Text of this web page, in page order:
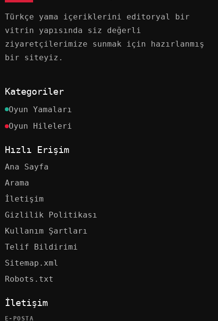
Türkçe yama içeriklerini editoryal bir
vitrin yapısında siz değerli
ziyaretçilerimize sunmak için hazırlanmış
bir siteyiz.
Kategoriler
Oyun Yamaları
Oyun Hileleri
Hızlı Erişim
Ana Sayfa
Arama
İletişim
Gizlilik Politikası
Kullanım Şartları
Telif Bildirimi
Sitemap.xml
Robots.txt
İletişim
E-POSTA